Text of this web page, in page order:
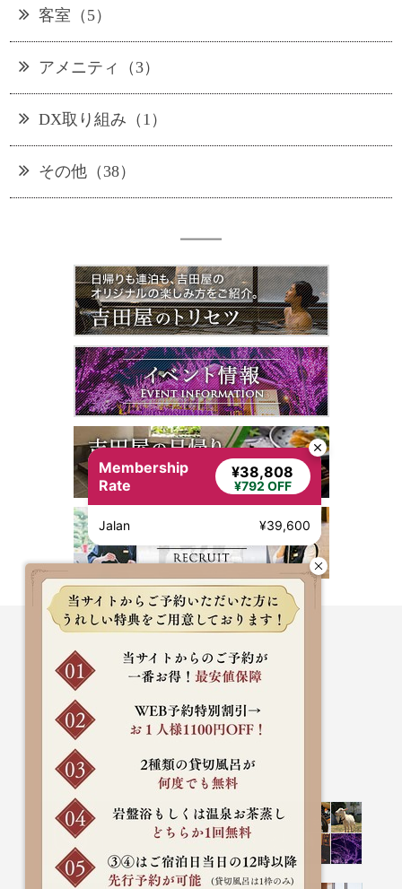
客室（5）
アメニティ（3）
DX取り組み（1）
その他（38）
Membership
Rate
¥38,808
¥792 OFF
Jalan ¥39,600